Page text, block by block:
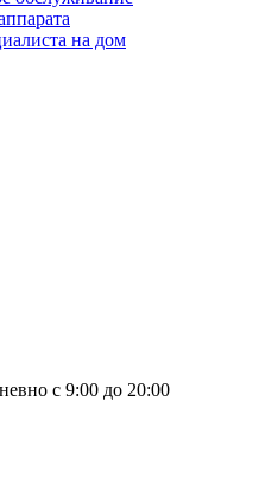
на дом
с 9:00 до 20:00